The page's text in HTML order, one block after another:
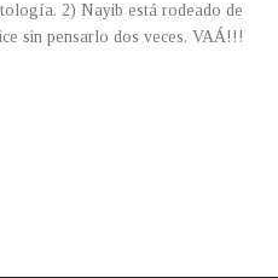
2) Nayib está rodeado de
sin pensarlo dos veces. VAÁ!!!